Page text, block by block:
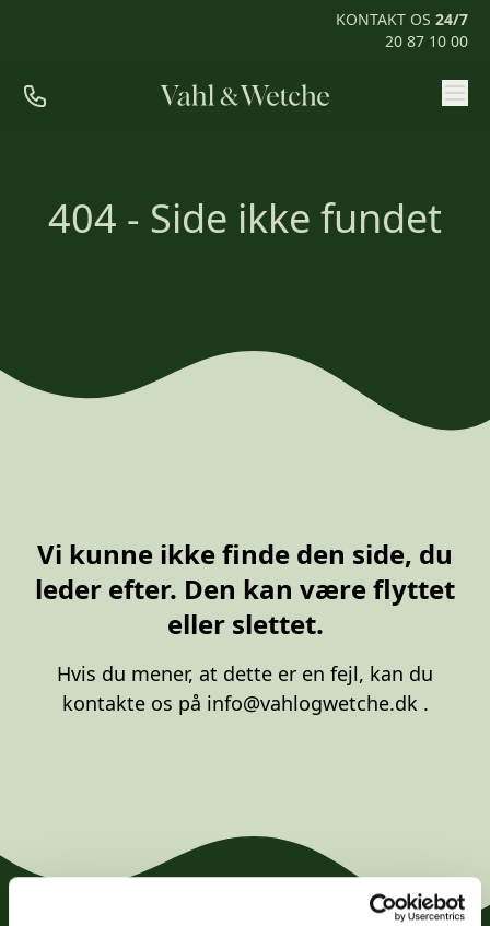
KONTAKT OS 24/7
20 87 10 00
Priser
Mød os
404 - Side ikke fundet
Vi kunne ikke finde den side, du
leder efter. Den kan være flyttet
eller slettet.
Hvis du mener, at dette er en fejl, kan du
kontakte os på info@vahlogwetche.dk.